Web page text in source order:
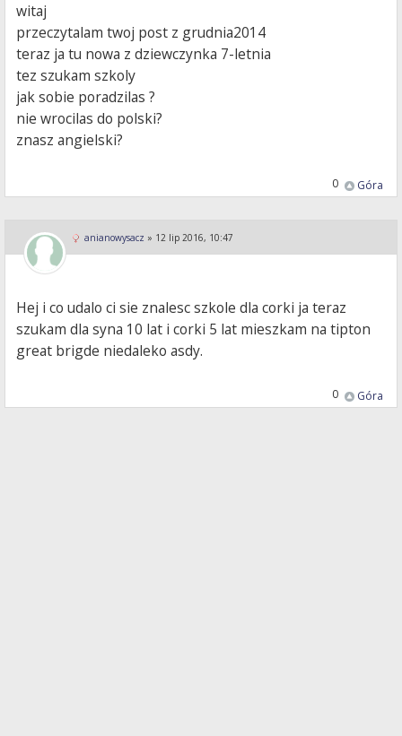
witaj
przeczytalam twoj post z grudnia2014
teraz ja tu nowa z dziewczynka 7-letnia
tez szukam szkoly
jak sobie poradzilas ?
nie wrocilas do polski?
znasz angielski?
Góra
0
anianowysacz » 12 lip 2016, 10:47
Hej i co udalo ci sie znalesc szkole dla corki ja teraz
szukam dla syna 10 lat i corki 5 lat mieszkam na tipton
great brigde niedaleko asdy.
Góra
0